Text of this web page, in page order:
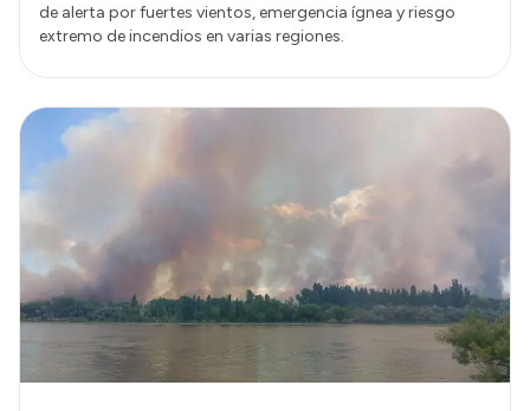
de alerta por fuertes vientos, emergencia ígnea y riesgo
extremo de incendios en varias regiones.